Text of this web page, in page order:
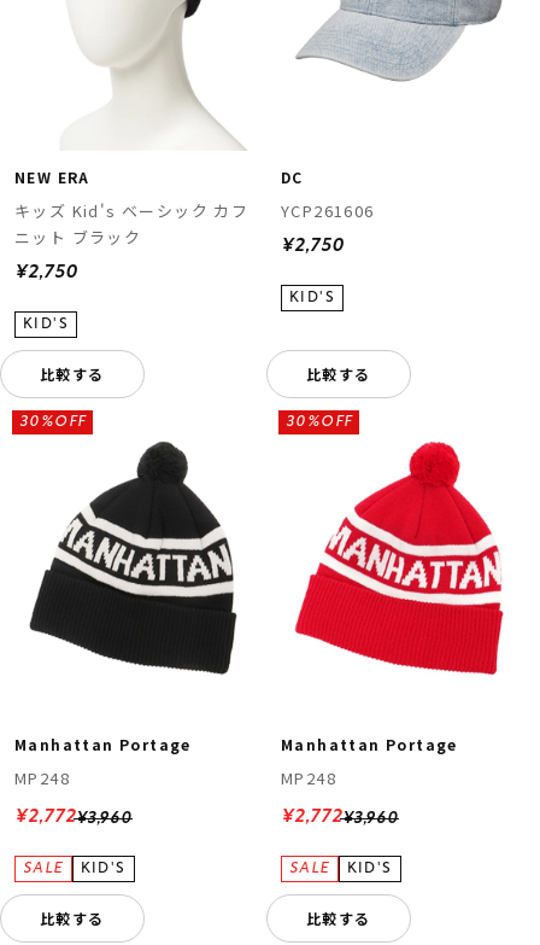
NEW ERA
キッズ Kid's ベーシック カフ
ニット ブラック
¥2,750
比較する
DC
YCP261606
¥2,750
比較する
Manhattan Portage
MP248
¥3,960
30%OFF
¥2,772
比較する
Manhattan Portage
MP248
¥3,960
30%OFF
¥2,772
比較する